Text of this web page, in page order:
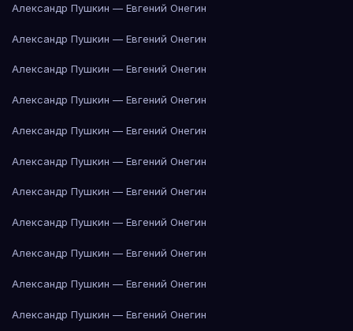
Александр Пушкин — Евгений Онегин
Александр Пушкин — Евгений Онегин
Александр Пушкин — Евгений Онегин
Александр Пушкин — Евгений Онегин
Александр Пушкин — Евгений Онегин
Александр Пушкин — Евгений Онегин
Александр Пушкин — Евгений Онегин
Александр Пушкин — Евгений Онегин
Александр Пушкин — Евгений Онегин
Александр Пушкин — Евгений Онегин
Александр Пушкин — Евгений Онегин